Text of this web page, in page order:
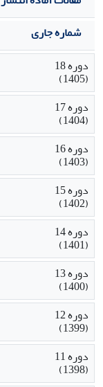
شماره جاری
دوره 18
(1405)
دوره 17
(1404)
دوره 16
(1403)
دوره 15
(1402)
دوره 14
(1401)
دوره 13
(1400)
دوره 12
(1399)
دوره 11
(1398)